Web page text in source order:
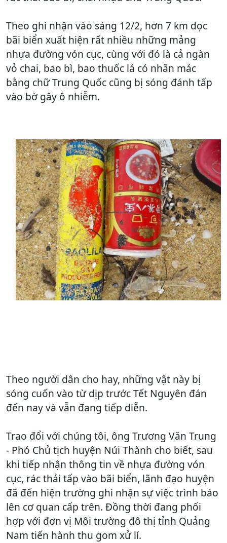
Theo ghi nhận vào sáng 12/2, hơn 7 km dọc
bãi biển xuất hiện rất nhiều những mảng
nhựa đường vón cục, cùng với đó là cả ngàn
vỏ chai, bao bì, bao thuốc lá có nhãn mác
bằng chữ Trung Quốc cũng bị sóng đánh tấp
vào bờ gây ô nhiễm.
Theo người dân cho hay, những vật này bị
sóng cuốn vào từ dịp trước Tết Nguyên đán
đến nay và vẫn đang tiếp diễn.
Trao đổi với chúng tôi, ông Trương Văn Trung
- Phó Chủ tịch huyện Núi Thành cho biết, sau
khi tiếp nhận thông tin về nhựa đường vón
cục, rác thải tấp vào bãi biển, lãnh đạo huyện
đã đến hiện trường ghi nhận sự việc trình báo
lên cơ quan cấp trên. Đồng thời đang phối
hợp với đơn vị Môi trường đô thị tỉnh Quảng
Nam tiến hành thu gom xử lí.